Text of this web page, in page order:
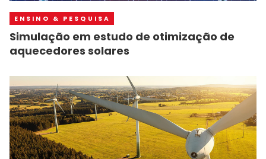
ENSINO & PESQUISA
Simulação em estudo de otimização de
aquecedores solares